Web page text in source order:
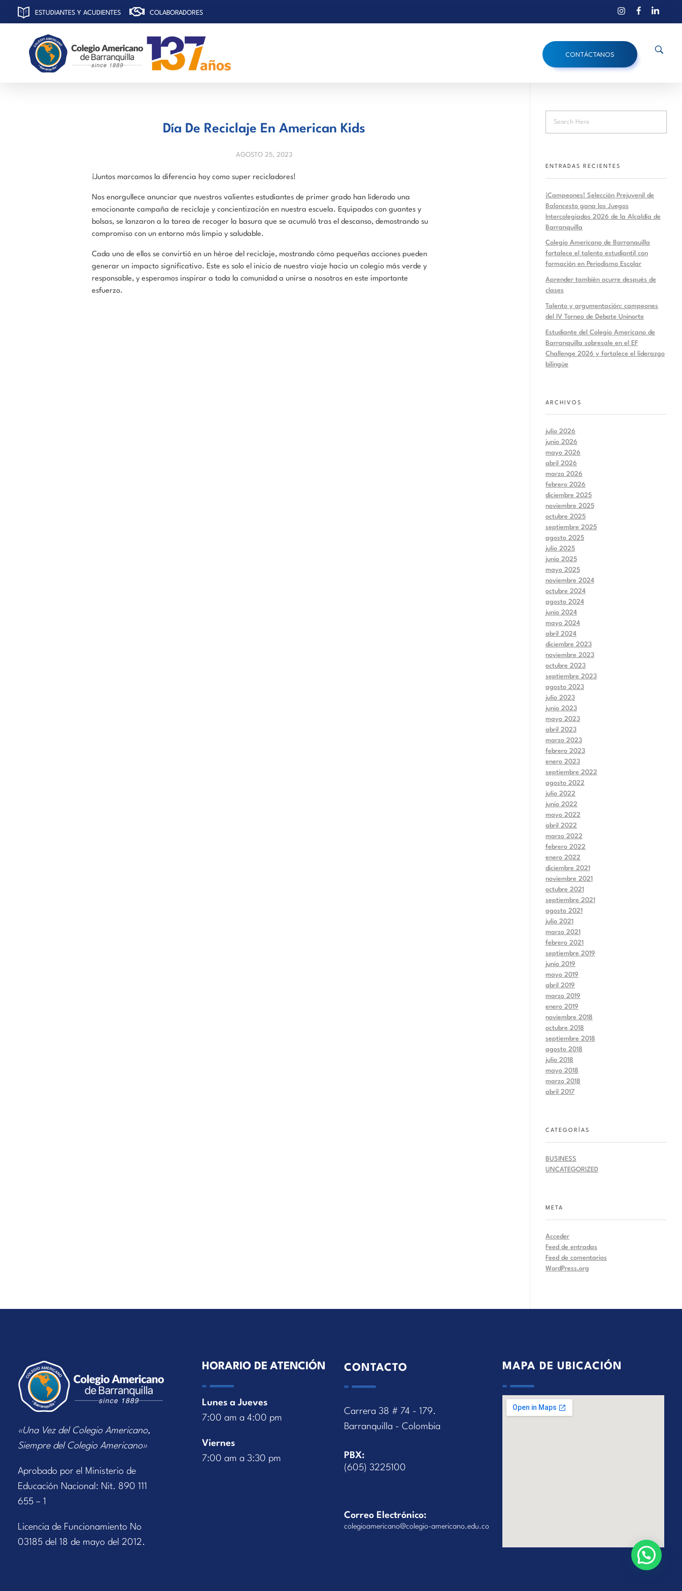
ESTUDIANTES Y ACUDIENTES COLABORADORES
CONTÁCTANOS
Día De Reciclaje En American Kids
AGOSTO 25, 2023
¡Juntos marcamos la diferencia hoy como super recicladores!
Nos enorgullece anunciar que nuestros valientes estudiantes de primer grado han liderado una
emocionante campaña de reciclaje y concientización en nuestra escuela. Equipados con guantes y
bolsas, se lanzaron a la tarea de recoger la basura que se acumuló tras el descanso, demostrando su
compromiso con un entorno más limpio y saludable.
Cada uno de ellos se convirtió en un héroe del reciclaje, mostrando cómo pequeñas acciones pueden
generar un impacto significativo. Este es solo el inicio de nuestro viaje hacia un colegio más verde y
responsable, y esperamos inspirar a toda la comunidad a unirse a nosotros en este importante
esfuerzo.
ENTRADAS RECIENTES
¡Campeones! Selección Prejuvenil de
Baloncesto gana los Juegos
Intercolegiados 2026 de la Alcaldía de
Barranquilla
Colegio Americano de Barranquilla
fortalece el talento estudiantil con
formación en Periodismo Escolar
Aprender también ocurre después de
clases
Talento y argumentación: campeones
del IV Torneo de Debate Uninorte
Estudiante del Colegio Americano de
Barranquilla sobresale en el EF
Challenge 2026 y fortalece el liderazgo
bilingüe
ARCHIVOS
julio 2026
junio 2026
mayo 2026
abril 2026
marzo 2026
febrero 2026
diciembre 2025
noviembre 2025
octubre 2025
septiembre 2025
agosto 2025
julio 2025
junio 2025
mayo 2025
noviembre 2024
octubre 2024
agosto 2024
junio 2024
mayo 2024
abril 2024
diciembre 2023
noviembre 2023
octubre 2023
septiembre 2023
agosto 2023
julio 2023
junio 2023
mayo 2023
abril 2023
marzo 2023
febrero 2023
enero 2023
septiembre 2022
agosto 2022
julio 2022
junio 2022
mayo 2022
abril 2022
marzo 2022
febrero 2022
enero 2022
diciembre 2021
noviembre 2021
octubre 2021
septiembre 2021
agosto 2021
julio 2021
marzo 2021
febrero 2021
septiembre 2019
junio 2019
mayo 2019
abril 2019
marzo 2019
enero 2019
noviembre 2018
octubre 2018
septiembre 2018
agosto 2018
julio 2018
mayo 2018
marzo 2018
abril 2017
CATEGORÍAS
BUSINESS
UNCATEGORIZED
META
Acceder
Feed de entradas
Feed de comentarios
WordPress.org
«Una Vez del Colegio Americano,
Siempre del Colegio Americano»
Aprobado por el Ministerio de
Educación Nacional: Nit. 890 111
655 – 1
Licencia de Funcionamiento No
03185 del 18 de mayo del 2012.
HORARIO DE ATENCIÓN
Lunes a Jueves
7:00 am a 4:00 pm
Viernes
7:00 am a 3:30 pm
CONTACTO
Carrera 38 # 74 - 179.
Barranquilla - Colombia
PBX:
(605) 3225100
Correo Electrónico:
colegioamericano@colegio-americano.edu.co
MAPA DE UBICACIÓN